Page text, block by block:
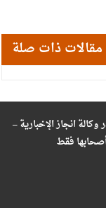
مقالات ذات صلة
انجاز الإخبارية –
فقط